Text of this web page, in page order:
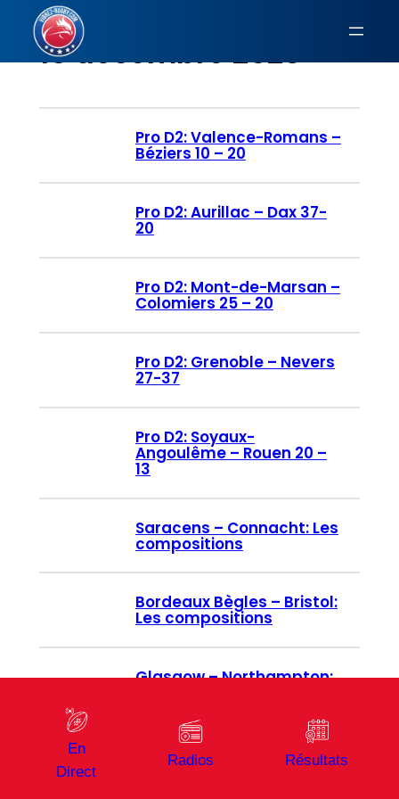
Aller
contenu15 décembre 2023
Pro D2: Valence-Romans –
Béziers 10 – 20
Pro D2: Aurillac – Dax 37-
20
Pro D2: Mont-de-Marsan –
Colomiers 25 – 20
Pro D2: Grenoble – Nevers
27-37
Pro D2: Soyaux-
Angoulême – Rouen 20 –
13
Saracens – Connacht: Les
compositions
Bordeaux Bègles – Bristol:
Les compositions
Glasgow – Northampton:
Page précédente 2 3 4
Page suivante →
En
Direct
Radios Résultats